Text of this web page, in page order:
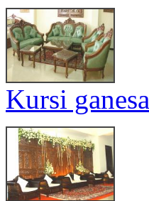
Kursi